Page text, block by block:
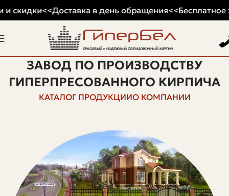
ЗАВОД ПО ПРОИЗВОДСТВУ
ГИПЕРПРЕСОВАННОГО КИРПИЧА
КАТАЛОГ ПРОДУКЦИИО КОМПАНИИ
скидки<<Доставка в день обращения<<Бесплатное